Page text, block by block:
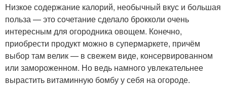
Низкое содержание калорий, необычный вкус и большая
польза — это сочетание сделало брокколи очень
интересным для огородника овощем. Конечно,
приобрести продукт можно в супермаркете, причём
выбор там велик — в свежем виде, консервированном
или замороженном. Но ведь намного увлекательнее
вырастить витаминную бомбу у себя на огороде.